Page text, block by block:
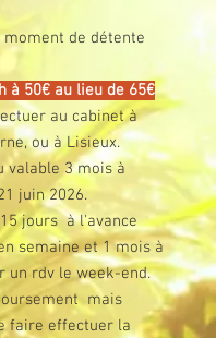
de détente
à 50€ au lieu de 65€
au cabinet à
ou à Lisieux.
valable 3 mois à
juin 2026.
jours à l'avance
semaine et 1 mois à
un rdv le week-end.
mais
faire effectuer la